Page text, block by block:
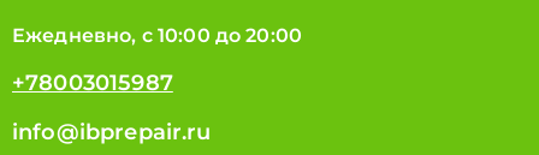
Ежедневно, с 10:00 до 20:00
+78003015987
info@ibprepair.ru